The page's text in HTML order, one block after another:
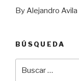
By Alejandro Avila
BÚSQUEDA